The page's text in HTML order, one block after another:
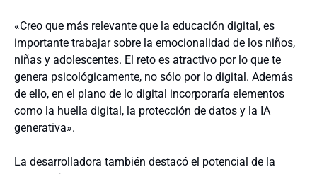
«Creo que más relevante que la educación digital, es
importante trabajar sobre la emocionalidad de los niños,
niñas y adolescentes. El reto es atractivo por lo que te
genera psicológicamente, no sólo por lo digital. Además
de ello, en el plano de lo digital incorporaría elementos
como la huella digital, la protección de datos y la IA
generativa».
La desarrolladora también destacó el potencial de la